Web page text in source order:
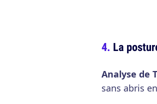
La
Analyse de
sans abris